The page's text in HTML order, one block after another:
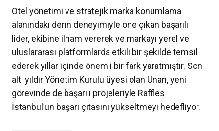
Otel yönetimi ve stratejik marka konumlama
alanındaki derin deneyimiyle öne çıkan başarılı
lider, ekibine ilham vererek ve markayı yerel ve
uluslararası platformlarda etkili bir şekilde temsil
ederek yıllar içinde önemli bir fark yaratmıştır. Son
altı yıldır Yönetim Kurulu üyesi olan Unan, yeni
görevinde de başarılı projeleriyle Raffles
İstanbul’un başarı çıtasını yükseltmeyi hedefliyor.